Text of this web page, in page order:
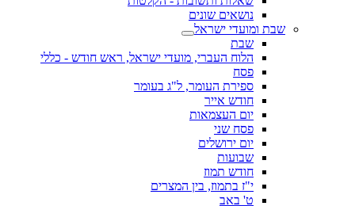
נושאים שונים
שבת ומועדי ישראל
שבת
הלוח העברי, מועדי ישראל, ראש חודש - כללי
פסח
ספירת העומר, ל"ג בעומר
חודש אייר
יום העצמאות
פסח שני
יום ירושלים
שבועות
חודש תמוז
י"ז בתמוז, בין המצרים
ט' באב